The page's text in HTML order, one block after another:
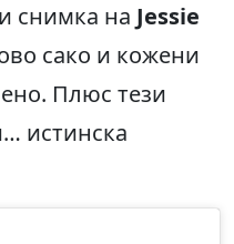
снимка на Jessie
сако и кожени
Плюс тези
истинска